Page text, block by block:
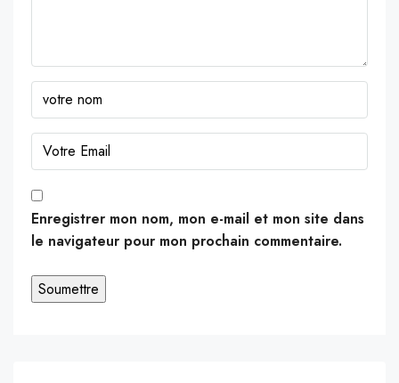
Enregistrer mon nom, mon e-mail et mon site dans
le navigateur pour mon prochain commentaire.